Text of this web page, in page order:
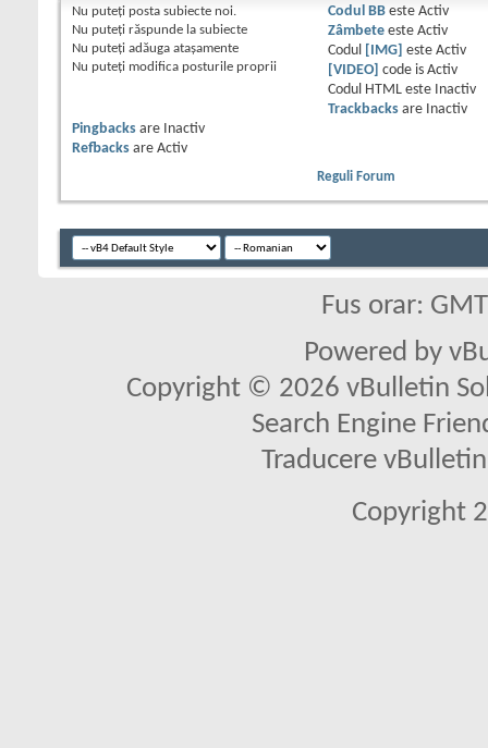
Nu puteţi posta subiecte noi.
Nu puteţi răspunde la subiecte
Nu puteţi adăuga ataşamente
Nu puteţi modifica posturile proprii
Codul BBeste Activ
Zâmbeteeste Activ
Codul
[IMG] este Activ
[VIDEO] code is Activ
Codul HTML este
Inactiv
Trackbacksare
Inactiv
Pingbacks are
Inactiv
Refbacks are Activ
Reguli Forum
Fus orar:
Powered by
Copyright © 2026 vBulletin
Search Engine
Traducere
Copyright